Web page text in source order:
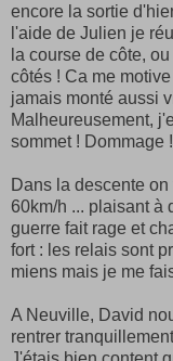
encore la sortie
l'aide de Julien je
la course de côte,
côtés ! Ca me
jamais monté aussi
Malheureusement,
sommet ! Dommage !
Dans la descente
60km/h ... plaisant à
guerre fait rage et
fort : les relais sont
miens mais je me
A Neuville, David
rentrer